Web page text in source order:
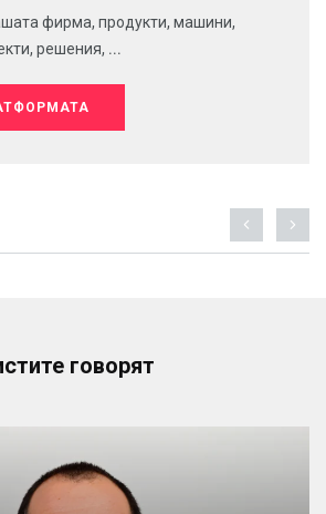
фирма, продукти, машини,
решения, ...
говорят